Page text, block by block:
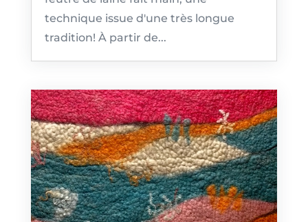
technique issue d'une très longue
tradition! À partir de...